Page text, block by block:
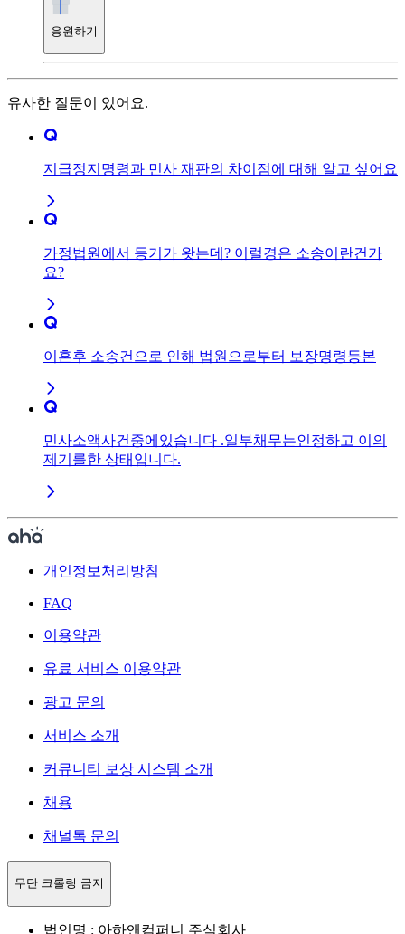
응원하기
유사한 질문이 있어요.
지급정지명령과 민사 재판의 차이점에 대해 알고 싶어요
가정법원에서 등기가 왓는데? 이럴경은 소송이란건가
요?
이혼후 소송건으로 인해 법원으로부터 보장명령등본
민사소액사건중에있습니다 .일부채무는인정하고 이의
제기를한 상태입니다.
개인정보처리방침
FAQ
이용약관
유료 서비스 이용약관
광고 문의
서비스 소개
커뮤니티 보상 시스템 소개
채용
채널톡 문의
무단 크롤링 금지
법인명 : 아하앤컴퍼니 주식회사